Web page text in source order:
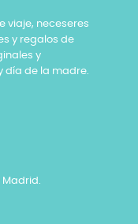
viaje, neceseres
y regalos de
y
día de la madre.
Madrid.